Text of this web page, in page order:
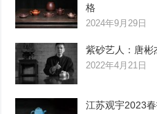
格
2024年9月29日
紫砂艺人：唐
2022年4月21日
江苏观宇2023